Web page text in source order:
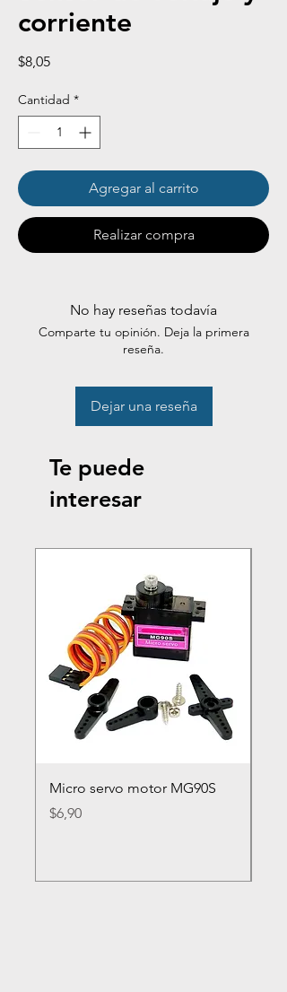
corriente
$8,05Precio
Cantidad *
Agregar al carrito
Realizar compra
No hay reseñas todavía
Comparte tu opinión. Deja la primera
reseña.
Dejar una reseña
Te puede
interesar
Micro servo motor MG90S
Precio
$6,90